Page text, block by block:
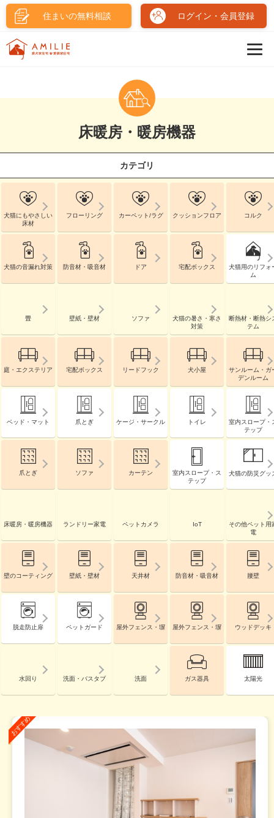
住まいの無料相談 ログイン・会員登録
床暖房・暖房機器
カテゴリ
犬猫にもやさしい
床材
フローリング カーペット/ラグ クッションフロア コルク
犬猫の音漏れ対策 防音材・吸音材 ドア 宅配ボックス
犬猫用のリフォ
ム
畳 壁紙・壁材 ソファ
犬猫の暑さ・寒さ
対策
断熱材・断熱シ
テム
庭・エクステリア 宅配ボックス リードフック 犬小屋
サンルーム・ガ
デンルーム
ベッド・マット 爪とぎ ケージ・サークル トイレ
室内スロープ・
テップ
爪とぎ ソファ カーテン
室内スロープ・ス
テップ
犬猫の防災グッ
床暖房・暖房機器 ランドリー家電 ペットカメラ IoT
その他ペット用
電
壁のコーティング 壁紙・壁材 天井材 防音材・吸音材 腰壁
脱走防止扉 ペットガード 屋外フェンス・塀 屋外フェンス・塀 ウッドデッキ
水回り 洗面・バスタブ 洗面 ガス器具 太陽光